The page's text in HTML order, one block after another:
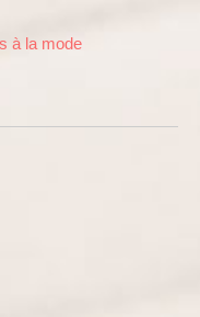
à la mode